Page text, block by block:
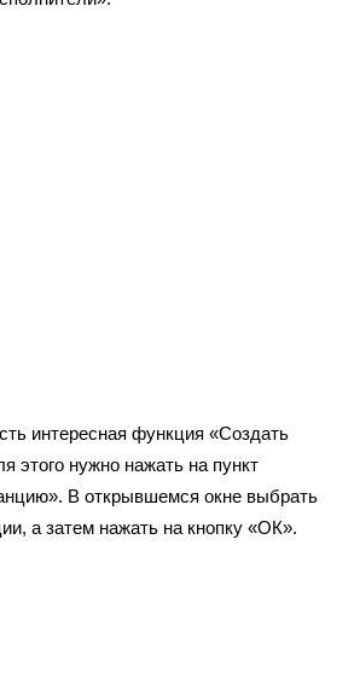
интересная функция «Создать
этого нужно нажать на пункт
В открывшемся окне выбрать
а затем нажать на кнопку «ОК».